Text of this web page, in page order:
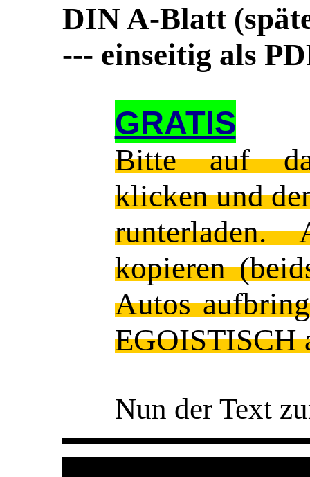
DIN A-Blatt
--- einseitig als
GRATIS
Bitte auf
klicken und
runterladen.
kopieren
Autos
EGOISTISCH
Nun der Text